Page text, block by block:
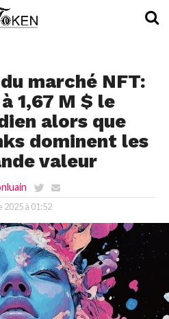
marché NFT:
1,67 M $ le
alors que
dominent les
valeur
2025 à 01:52